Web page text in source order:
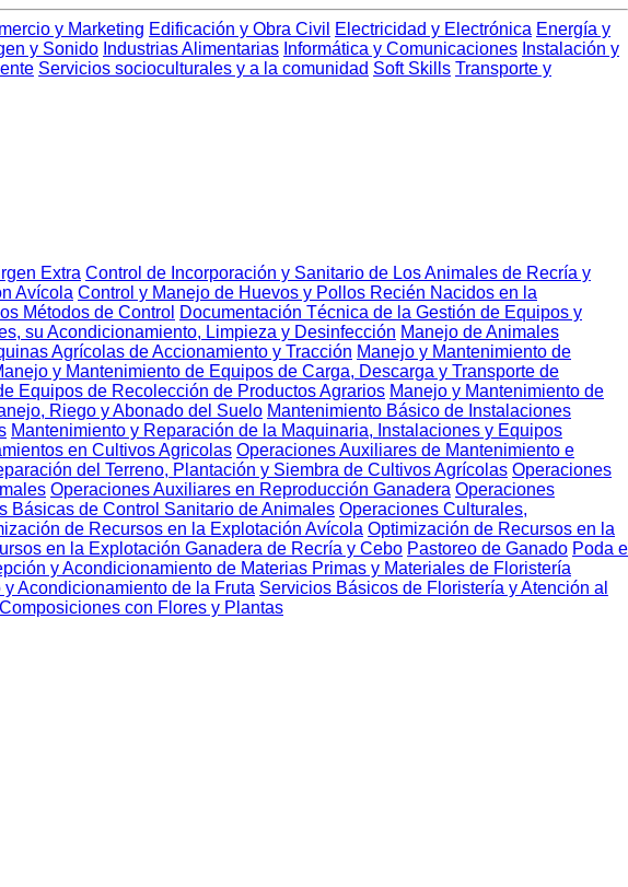
y Marketing Edificación y Obra Civil Electricidad y Electrónica Energía y
y Sonido Industrias Alimentarias Informática y Comunicaciones Instalación y
Servicios socioculturales y a la comunidad Soft Skills Transporte y
Extra Control de Incorporación y Sanitario de Los Animales de Recría y
Avícola Control y Manejo de Huevos y Pollos Recién Nacidos en la
Métodos de Control Documentación Técnica de la Gestión de Equipos y
su Acondicionamiento, Limpieza y Desinfección Manejo de Animales
Agrícolas de Accionamiento y Tracción Manejo y Mantenimiento de
y Mantenimiento de Equipos de Carga, Descarga y Transporte de
Equipos de Recolección de Productos Agrarios Manejo y Mantenimiento de
Riego y Abonado del Suelo Mantenimiento Básico de Instalaciones
Mantenimiento y Reparación de la Maquinaria, Instalaciones y Equipos
en Cultivos Agricolas Operaciones Auxiliares de Mantenimiento e
del Terreno, Plantación y Siembra de Cultivos Agrícolas Operaciones
Operaciones Auxiliares en Reproducción Ganadera Operaciones
Básicas de Control Sanitario de Animales Operaciones Culturales,
de Recursos en la Explotación Avícola Optimización de Recursos en la
en la Explotación Ganadera de Recría y Cebo Pastoreo de Ganado Poda e
y Acondicionamiento de Materias Primas y Materiales de Floristería
Acondicionamiento de la Fruta Servicios Básicos de Floristería y Atención al
con Flores y Plantas